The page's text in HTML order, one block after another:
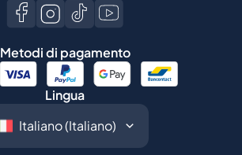
Metodi di pagamento
Lingua